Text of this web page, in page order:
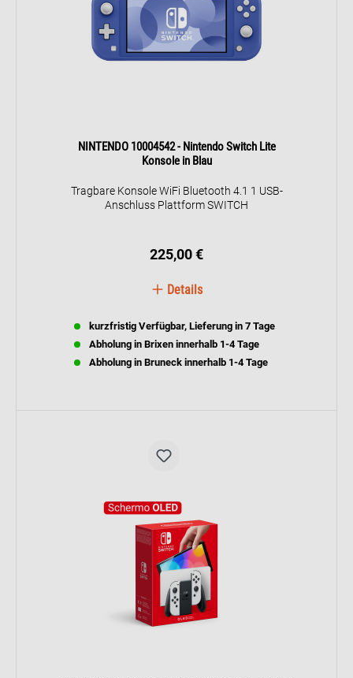
NINTENDO 10004542 - Nintendo Switch Lite
Konsole in Blau
Tragbare Konsole WiFi Bluetooth 4.1 1 USB-
Anschluss Plattform SWITCH
225,00 €
Details
kurzfristig Verfügbar, Lieferung in 7 Tage
Abholung in Brixen innerhalb 1-4 Tage
Abholung in Bruneck innerhalb 1-4 Tage